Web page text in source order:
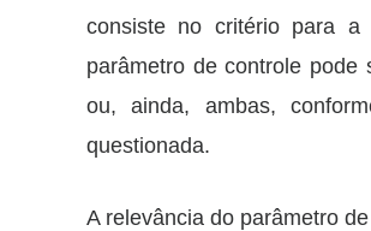
consiste no critério para a
parâmetro de controle pode
ou, ainda, ambas,
questionada.
A relevância do parâmetro